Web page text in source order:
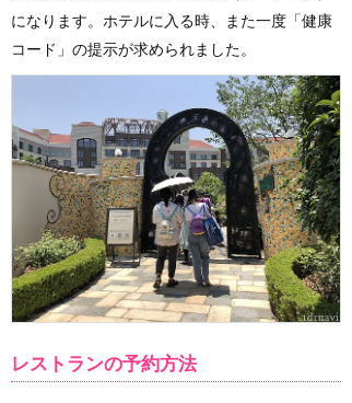
になります。ホテルに入る時、また一度「健康
コード」の提示が求められました。
レストランの予約方法